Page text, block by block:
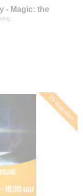
- Magic: the
19 augustus